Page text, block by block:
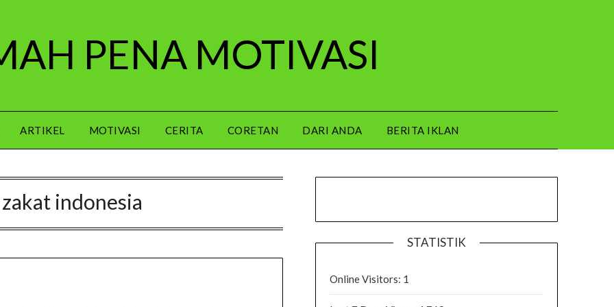
PENA MOTIVASI
ARTIKEL MOTIVASI CERITA CORETAN DARI ANDA BERITA IKLAN
indonesia
STATISTIK
Online Visitors: 1